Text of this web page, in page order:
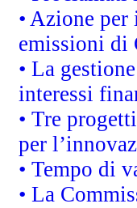
• Azione
emissioni di
• La
interessi
• Tre
per
• Tempo di
• La